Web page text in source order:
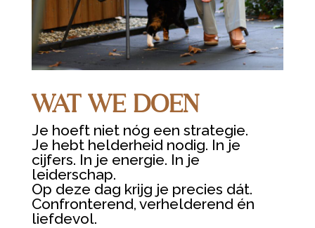
WAT WE DOEN
Je hoeft niet nóg een strategie.
Je hebt helderheid nodig. In je
cijfers. In je energie. In je
leiderschap.
Op deze dag krijg je precies dát.
Confronterend, verhelderend én
liefdevol.